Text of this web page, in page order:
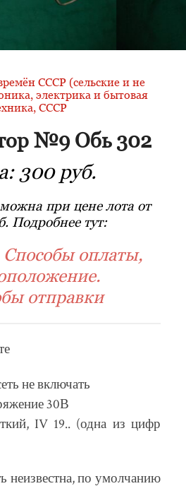
СССР (сельские и не
электрика и бытовая
СССР
№9 Обь 302
300 руб.
при цене лота от
Подробнее тут:
оплаты,
отправки
не включать
30В
IV 19.. (одна из цифр
неизвестна, по умолчанию